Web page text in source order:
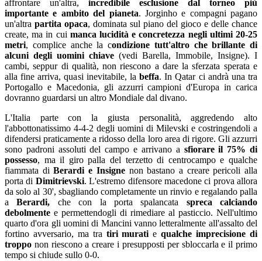
affrontare un'altra, incredibile esclusione dal torneo più
importante e ambito del pianeta. Jorginho e compagni pagano
un'altra partita opaca, dominata sul piano del gioco e delle chance
create, ma in cui manca lucidità e concretezza negli ultimi 20-25
metri, complice anche la condizione tutt'altro che brillante di
alcuni degli uomini chiave (vedi Barella, Immobile, Insigne). I
cambi, seppur di qualità, non riescono a dare la sferzata sperata e
alla fine arriva, quasi inevitabile, la beffa. In Qatar ci andrà una tra
Portogallo e Macedonia, gli azzurri campioni d'Europa in carica
dovranno guardarsi un altro Mondiale dal divano.
L'Italia parte con la giusta personalità, aggredendo alto
l'abbottonatissimo 4-4-2 degli uomini di Milevski e costringendoli a
difendersi praticamente a ridosso della loro area di rigore. Gli azzurri
sono padroni assoluti del campo e arrivano a sfiorare il 75% di
possesso, ma il giro palla del terzetto di centrocampo e qualche
fiammata diBerardi e Insignenon bastano a creare pericoli alla
porta di Dimitrievski. L'estremo difensore macedone ci prova allora
da solo al 30', sbagliando completamente un rinvio e regalando palla
a Berardi, che con la porta spalancata spreca calciando
debolmente e permettendogli di rimediare al pasticcio. Nell'ultimo
quarto d'ora gli uomini di Mancini vanno letteralmente all'assalto del
fortino avversario, ma tra tiri muratiequalche imprecisione di
troppo non riescono a creare i presupposti per sbloccarla e il primo
tempo si chiude sullo 0-0.